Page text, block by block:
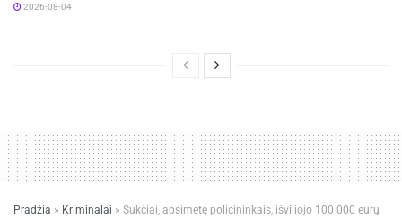
2026-08-04
Pradžia » Kriminalai » Sukčiai, apsimetę policininkais, išviliojo 100 000 eurų